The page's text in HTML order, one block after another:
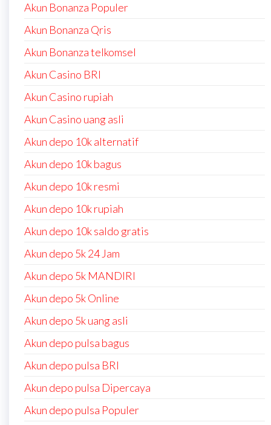
Akun Bonanza Populer
Akun Bonanza Qris
Akun Bonanza telkomsel
Akun Casino BRI
Akun Casino rupiah
Akun Casino uang asli
Akun depo 10k alternatif
Akun depo 10k bagus
Akun depo 10k resmi
Akun depo 10k rupiah
Akun depo 10k saldo gratis
Akun depo 5k 24 Jam
Akun depo 5k MANDIRI
Akun depo 5k Online
Akun depo 5k uang asli
Akun depo pulsa bagus
Akun depo pulsa BRI
Akun depo pulsa Dipercaya
Akun depo pulsa Populer